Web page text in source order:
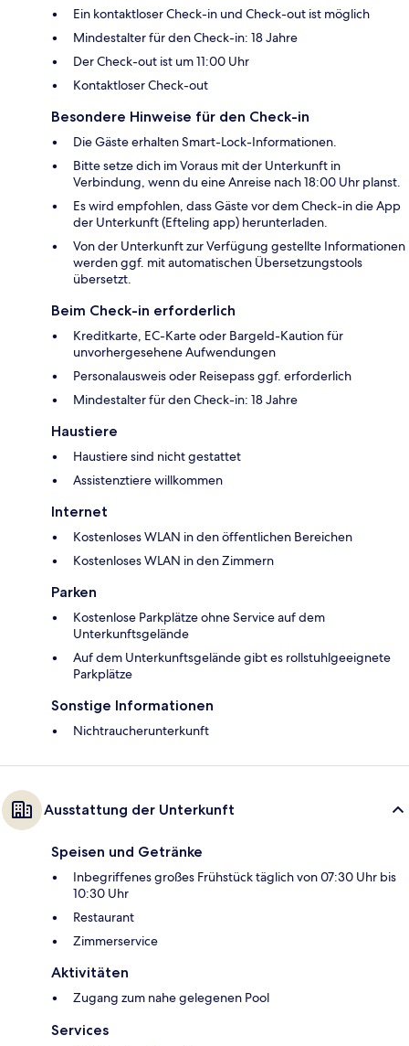
Ein kontaktloser Check-in und Check-out ist möglich
Mindestalter für den Check-in: 18 Jahre
Der Check-out ist um 11:00 Uhr
Kontaktloser Check-out
Besondere Hinweise für den Check-in
Die Gäste erhalten Smart-Lock-Informationen.
Bitte setze dich im Voraus mit der Unterkunft in
Verbindung, wenn du eine Anreise nach 18:00 Uhr planst.
Es wird empfohlen, dass Gäste vor dem Check-in die App
der Unterkunft (Efteling app) herunterladen.
Von der Unterkunft zur Verfügung gestellte Informationen
werden ggf. mit automatischen Übersetzungstools
übersetzt.
Beim Check-in erforderlich
Kreditkarte, EC-Karte oder Bargeld-Kaution für
unvorhergesehene Aufwendungen
Personalausweis oder Reisepass ggf. erforderlich
Mindestalter für den Check-in: 18 Jahre
Haustiere
Haustiere sind nicht gestattet
Assistenztiere willkommen
Internet
Kostenloses WLAN in den öffentlichen Bereichen
Kostenloses WLAN in den Zimmern
Parken
Kostenlose Parkplätze ohne Service auf dem
Unterkunftsgelände
Auf dem Unterkunftsgelände gibt es rollstuhlgeeignete
Parkplätze
Sonstige Informationen
Nichtraucherunterkunft
Ausstattung der Unterkunft
Speisen und Getränke
Inbegriffenes großes Frühstück täglich von 07:30 Uhr bis
10:30 Uhr
Restaurant
Zimmerservice
Aktivitäten
Zugang zum nahe gelegenen Pool
Services